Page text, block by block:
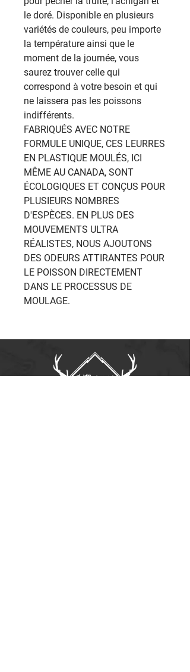
le doré. Disponible en plusieurs
variétés de couleurs, peu importe
la température ainsi que le
moment de la journée, vous
saurez trouver celle qui
correspond à votre besoin et qui
ne laissera pas les poissons
indifférents.
FABRIQUÉS AVEC NOTRE
FORMULE UNIQUE, CES LEURRES
EN PLASTIQUE MOULÉS, ICI
MÊME AU CANADA, SONT
ÉCOLOGIQUES ET CONÇUS POUR
PLUSIEURS NOMBRES
D'ESPÈCES. EN PLUS DES
MOUVEMENTS ULTRA
RÉALISTES, NOUS AJOUTONS
DES ODEURS ATTIRANTES POUR
LE POISSON DIRECTEMENT
DANS LE PROCESSUS DE
MOULAGE.